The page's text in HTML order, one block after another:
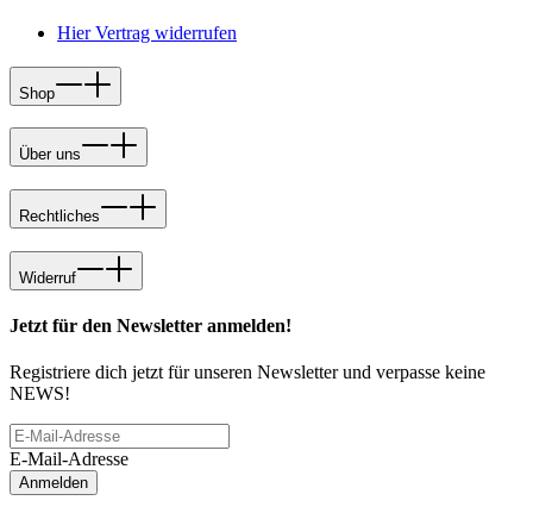
Hier Vertrag widerrufen
Shop
Über uns
Rechtliches
Widerruf
Jetzt für den Newsletter anmelden!
Registriere dich jetzt für unseren Newsletter und verpasse keine
NEWS!
E-Mail-Adresse
Anmelden